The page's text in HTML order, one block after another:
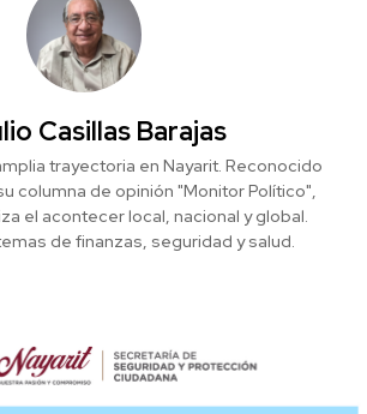
Casillas Barajas
trayectoria en Nayarit. Reconocido
columna de opinión "Monitor Político",
el acontecer local, nacional y global.
de finanzas, seguridad y salud.